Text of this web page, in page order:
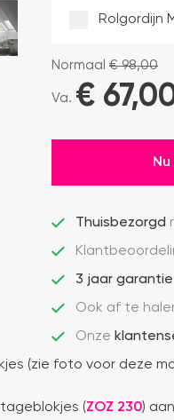
Rolgordijn
Normaal €98,00
Va. €
Thuisbezorgd
3 jaar garantie
Ook af te
Onze
(zie foto voor deze
(ZOZ 230)